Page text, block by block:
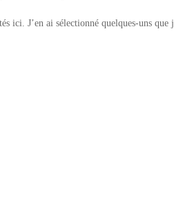
ici. J’en ai sélectionné quelques-uns